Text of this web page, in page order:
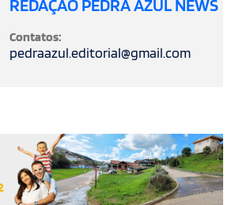
REDAÇÃO PEDRA AZUL NEWS
Contatos:
pedraazul.editorial@gmail.com